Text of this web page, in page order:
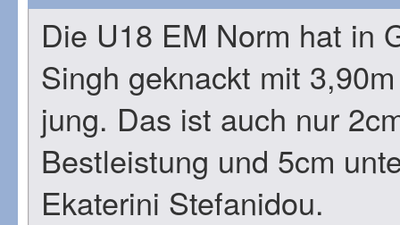
Die U18 EM Norm hat in
Singh geknackt mit
jung. Das ist auch nur
Bestleistung und 5cm
Ekaterini Stefanidou.